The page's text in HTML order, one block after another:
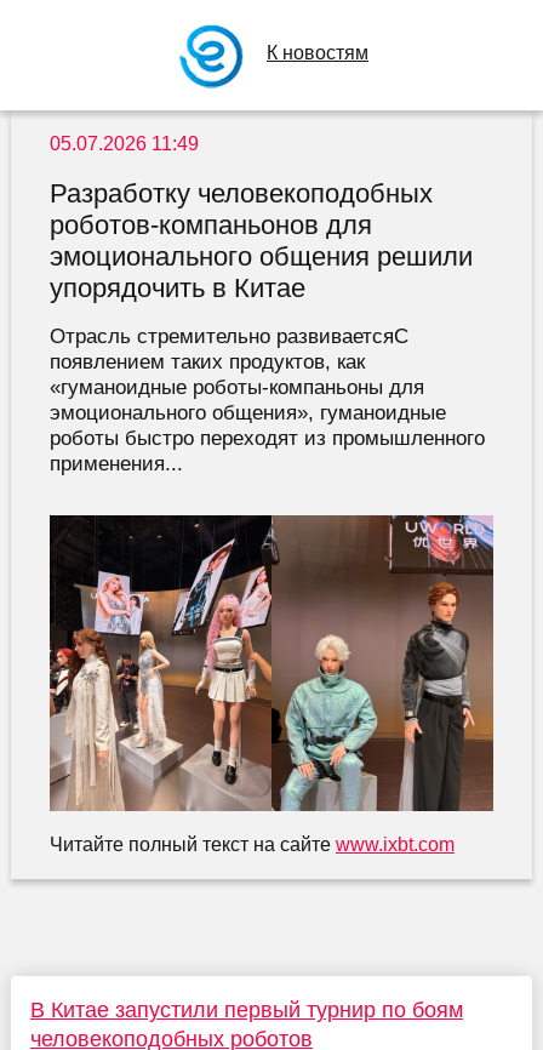
К новостям
05.07.2026 11:49
Разработку человекоподобных
роботов-компаньонов для
эмоционального общения решили
упорядочить в Китае
Отрасль стремительно развиваетсяС
появлением таких продуктов, как
«гуманоидные роботы-компаньоны для
эмоционального общения», гуманоидные
роботы быстро переходят из промышленного
применения...
Читайте полный текст на сайте www.ixbt.com
В Китае запустили первый турнир по боям
человекоподобных роботов